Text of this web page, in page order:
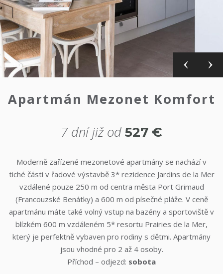
Apartmán Mezonet Komfort
7 dní již od 527 €
Moderně zařízené mezonetové apartmány se nachází v
tiché části v řadové výstavbě 3* rezidence Jardins de la Mer
vzdálené pouze 250 m od centra města Port Grimaud
(Francouzské Benátky) a 600 m od písečné pláže. V ceně
apartmánu máte také volný vstup na bazény a sportoviště v
blízkém 600 m vzdáleném 5* resortu Prairies de la Mer,
který je perfektně vybaven pro rodiny s dětmi. Apartmány
jsou vhodné pro 2 až 4 osoby.
Příchod – odjezd: sobota